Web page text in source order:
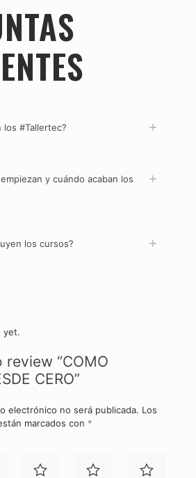
los #Tallertec?
y cuándo acaban los
los cursos?
yet.
“COMO
CERO”
electrónico no será publicada. Los
marcados con *